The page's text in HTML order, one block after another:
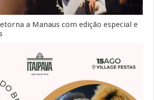
a Manaus com edição especial e